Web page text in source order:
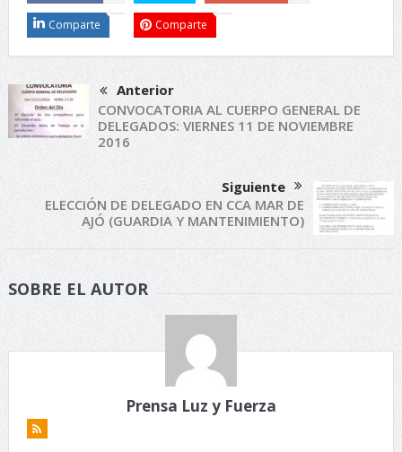
Comparte Comparte
Anterior
CONVOCATORIA AL CUERPO GENERAL DE
DELEGADOS: VIERNES 11 DE NOVIEMBRE
2016
Siguiente
ELECCIÓN DE DELEGADO EN CCA MAR DE
AJÓ (GUARDIA Y MANTENIMIENTO)
SOBRE EL AUTOR
Prensa Luz y Fuerza